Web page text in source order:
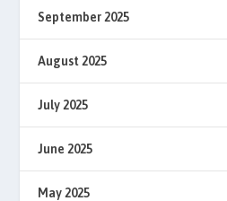
September 2025
August 2025
July 2025
June 2025
May 2025